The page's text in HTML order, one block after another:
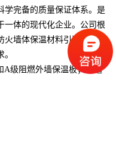
学完备的质量保证体系。是
一体的现代化企业。公司根
墙体保温材料引进和消化
。
A级阻燃外墙保温板；普通